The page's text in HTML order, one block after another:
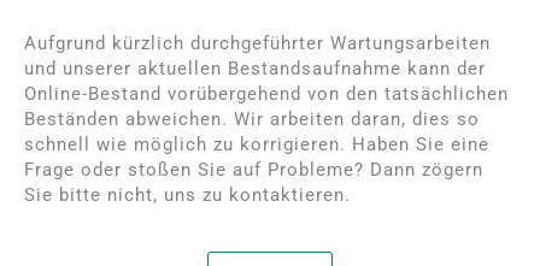
Bitte melden Sie sich
an, um die Preise
anzuzeigen
Bitte melden Sie sich
an, um die Preise
anzuzeigen
Silber-Anhänger
Aufgrund kürzlich durchgeführter Wartungsarbeiten
und unserer aktuellen Bestandsaufnahme kann der
Online-Bestand vorübergehend von den tatsächlichen
Beständen abweichen. Wir arbeiten daran, dies so
schnell wie möglich zu korrigieren. Haben Sie eine
Frage oder stoßen Sie auf Probleme? Dann zögern
Sie bitte nicht, uns zu kontaktieren.